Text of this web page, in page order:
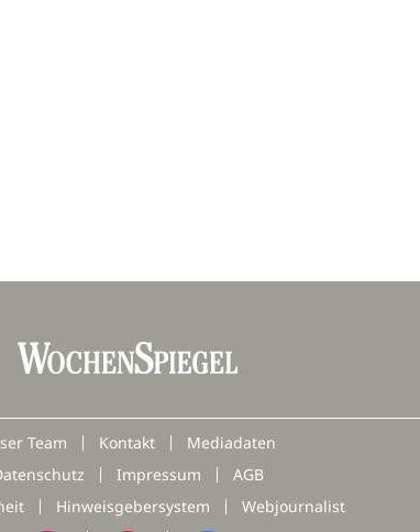
Team Kontakt
Mediadaten
Impressum
AGB
Hinweisgebersystem Webjournalist